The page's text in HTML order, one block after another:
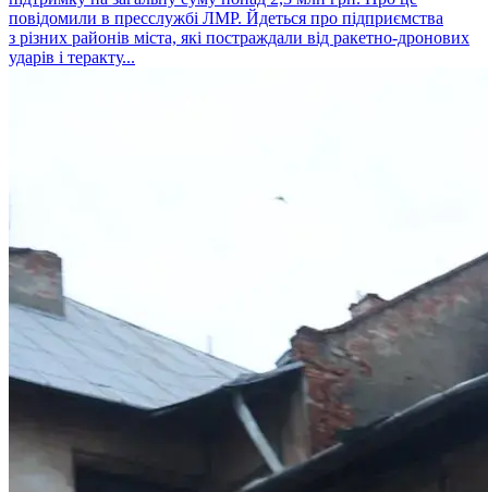
повідомили в пресслужбі ЛМР. Йдеться про підприємства
з різних районів міста, які постраждали від ракетно-дронових
ударів і теракту...